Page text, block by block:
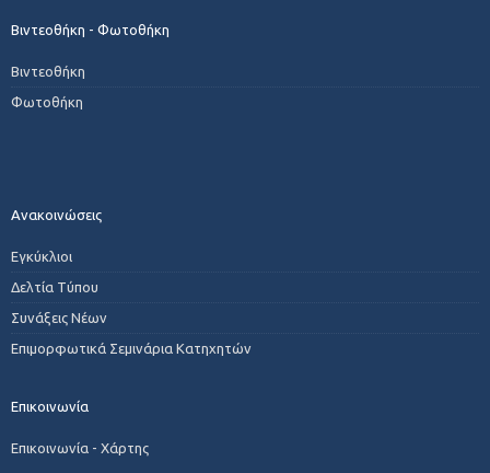
Βιντεοθήκη - Φωτοθήκη
Βιντεοθήκη
Φωτοθήκη
Ανακοινώσεις
Εγκύκλιοι
Δελτία Τύπου
Συνάξεις Νέων
Επιμορφωτικά Σεμινάρια Κατηχητών
Επικοινωνία
Επικοινωνία - Χάρτης